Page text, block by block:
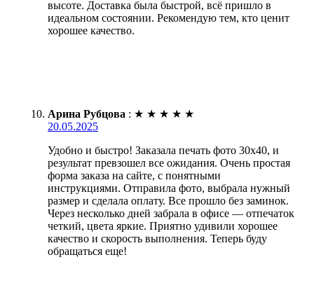
высоте. Доставка была быстрой, всё пришло в
идеальном состоянии. Рекомендую тем, кто ценит
хорошее качество.
Арина Рубцова : ★ ★ ★ ★ ★
20.05.2025
Удобно и быстро! Заказала печать фото 30х40, и
результат превзошел все ожидания. Очень простая
форма заказа на сайте, с понятными
инструкциями. Отправила фото, выбрала нужный
размер и сделала оплату. Все прошло без заминок.
Через несколько дней забрала в офисе — отпечаток
четкий, цвета яркие. Приятно удивили хорошее
качество и скорость выполнения. Теперь буду
обращаться еще!